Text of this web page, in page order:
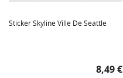
Sticker Skyline Ville De Seattle
Prix
8,49 €